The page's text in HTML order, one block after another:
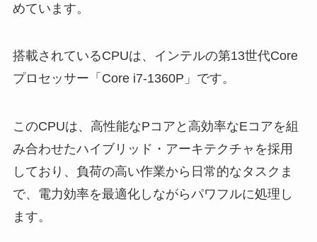
めています。
搭載されているCPUは、インテルの第13世代Core
プロセッサー「Core i7-1360P」です。
このCPUは、高性能なPコアと高効率なEコアを組
み合わせたハイブリッド・アーキテクチャを採用
しており、負荷の高い作業から日常的なタスクま
で、電力効率を最適化しながらパワフルに処理し
ます。